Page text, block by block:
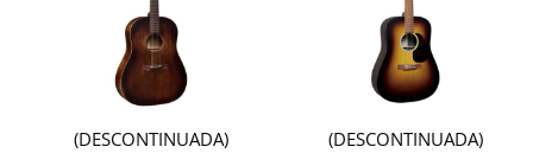
(DESCONTINUADA)
(DESCONTINUADA)